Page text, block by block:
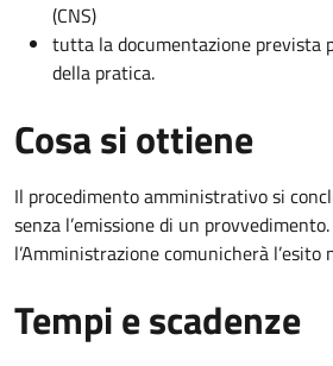
(CNS)
tutta la documentazione prevista
della pratica.
Cosa si ottiene
Il procedimento amministrativo si
senza l’emissione di un
l’Amministrazione comunicherà l’esito
Tempi e scadenze